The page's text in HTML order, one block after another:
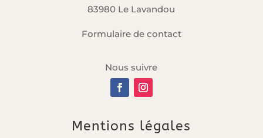
83980 Le Lavandou
Formulaire de contact
Nous suivre
Mentions légales